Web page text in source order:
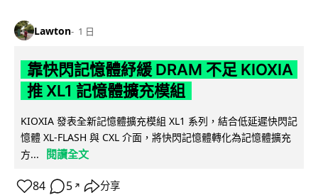
Lawton 1 日
靠快閃記憶體紓緩 DRAM 不足 KIOXIA
推 XL1 記憶體擴充模組
KIOXIA 發表全新記憶體擴充模組 XL1 系列，結合低延遲快閃記
憶體 XL-FLASH 與 CXL 介面，將快閃記憶體轉化為記憶體擴充
方...
閱讀全文
84 5 ↗ 分享